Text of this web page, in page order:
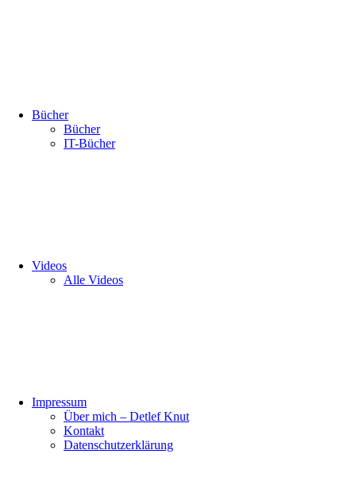
Bücher
Bücher
IT-Bücher
Videos
Alle Videos
Impressum
Über mich – Detlef Knut
Kontakt
Datenschutzerklärung